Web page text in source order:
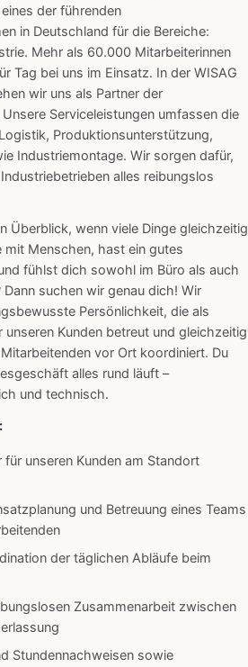
der führenden
in Deutschland für die Bereiche:
Mehr als 60.000 Mitarbeiterinnen
Tag bei uns im Einsatz. In der WISAG
wir uns als Partner der
Serviceleistungen umfassen die
Produktionsunterstützung,
Industriemontage. Wir sorgen dafür,
alles reibungslos
Überblick, wenn viele Dinge gleichzeitig
mit Menschen, hast ein gutes
fühlst dich sowohl im Büro als auch
suchen wir genau dich! Wir
Persönlichkeit, die als
Kunden betreut und gleichzeitig
vor Ort koordiniert. Du
alles rund läuft –
und technisch.
unseren Kunden am Standort
und Betreuung eines Teams
der täglichen Abläufe beim
Zusammenarbeit zwischen
Stundennachweisen sowie